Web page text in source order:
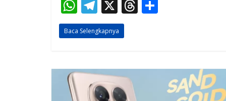
W
h
at
A
T
el
e
a
m
X T
d
Baca Selengkapnya